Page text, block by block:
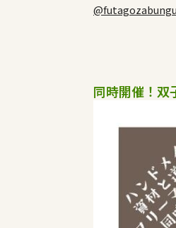
@futagozabungu
同時開催！双